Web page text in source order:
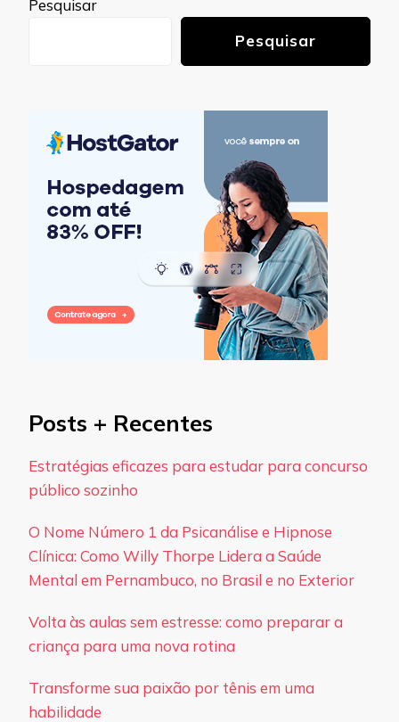
Pesquisar
Pesquisar
Posts + Recentes
Estratégias eficazes para estudar para concurso
público sozinho
O Nome Número 1 da Psicanálise e Hipnose
Clínica: Como Willy Thorpe Lidera a Saúde
Mental em Pernambuco, no Brasil e no Exterior
Volta às aulas sem estresse: como preparar a
criança para uma nova rotina
Transforme sua paixão por tênis em uma
habilidade